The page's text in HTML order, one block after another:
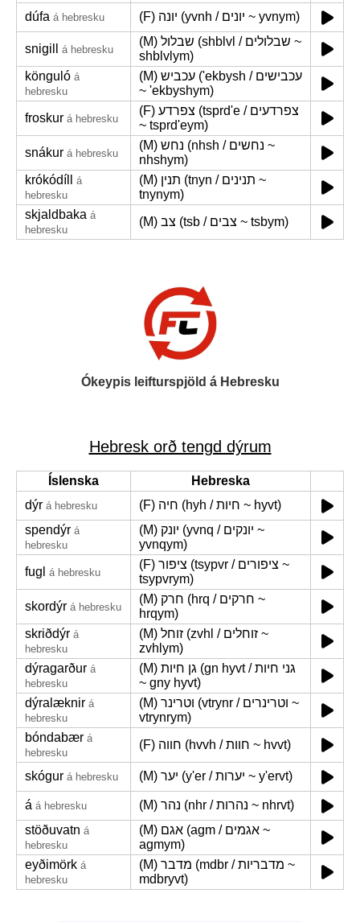
dúfa á hebresku (F) יונה (yvnh / יונים ~ yvnym)
snigill á hebresku
(M) שבלול (shblvl / שבלולים ~
shblvlym)
könguló á
hebresku
(M) עכביש ('ekbysh / עכבישים
~ 'ekbyshym)
froskur á hebresku
(F) צפרדע (tsprd'e / צפרדעים
~ tsprd'eym)
snákur á hebresku
(M) נחש (nhsh / נחשים ~
nhshym)
krókódíll
á
hebresku
(M) תנין (tnyn / תנינים ~
tnynym)
skjaldbaka á
hebresku
(M) צב (tsb / צבים ~ tsbym)
Ókeypis leifturspjöld á Hebresku
Hebresk orð tengd dýrum
Íslenska
Hebreska
dýr á hebresku
(F) חיה (hyh / חיות ~ hyvt)
spendýr á
hebresku
(M) יונק (yvnq / יונקים ~
yvnqym)
fugl á hebresku
(F) ציפור (tsypvr / ציפורים ~
tsypvrym)
skordýr á hebresku
(M) חרק (hrq / חרקים ~
hrqym)
skriðdýr á
hebresku
(M) זוחל (zvhl / זוחלים ~
zvhlym)
dýragarður á
hebresku
(M) גן חיות (gn hyvt / גני חיות
~ gny hyvt)
dýralæknir á
hebresku
(M) וטרינר (vtrynr / וטרינרים ~
vtrynrym)
bóndabær á
hebresku
(F) חווה (hvvh / חוות ~ hvvt)
skógur á hebresku (M) יער (y'er / יערות ~ y'ervt)
á á hebresku
(M) נהר (nhr / נהרות ~ nhrvt)
stöðuvatn á
hebresku
(M) אגם (agm / אגמים ~
agmym)
eyðimörk á
hebresku
(M) מדבר (mdbr / מדבריות ~
mdbryvt)